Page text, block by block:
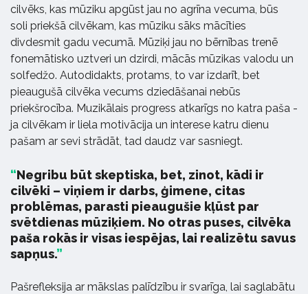
cilvēks, kas mūziku apgūst jau no agrīna vecuma, būs
soli priekšā cilvēkam, kas mūziku sāks mācīties
divdesmit gadu vecumā. Mūziķi jau no bērnības trenē
fonemātisko uztveri un dzirdi, mācās mūzikas valodu un
solfedžo. Autodidakts, protams, to var izdarīt, bet
pieaugušā cilvēka vecums dziedāšanai nebūs
priekšrocība. Muzikālais progress atkarīgs no katra paša -
ja cilvēkam ir liela motivācija un interese katru dienu
pašam ar sevi strādāt, tad daudz var sasniegt.
Negribu būt skeptiska, bet, zinot, kādi ir
cilvēki – viņiem ir darbs, ģimene, citas
problēmas, parasti pieaugušie kļūst par
svētdienas mūziķiem. No otras puses, cilvēka
paša rokās ir visas iespējas, lai realizētu savus
sapņus.
Pašrefleksija ar mākslas palīdzību ir svarīga, lai saglabātu